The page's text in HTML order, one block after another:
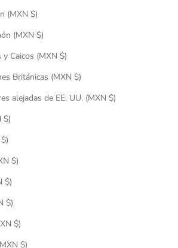
Islas Pitcairn (MXN $)
Islas Salomón (MXN $)
Islas Turcas y Caicos (MXN $)
Islas Vírgenes Británicas (MXN $)
Islas menores alejadas de EE. UU. (MXN $)
Israel (MXN $)
Italia (MXN $)
Jamaica (MXN $)
Japón (MXN $)
Jersey (MXN $)
Jordania (MXN $)
Kazajistán (MXN $)